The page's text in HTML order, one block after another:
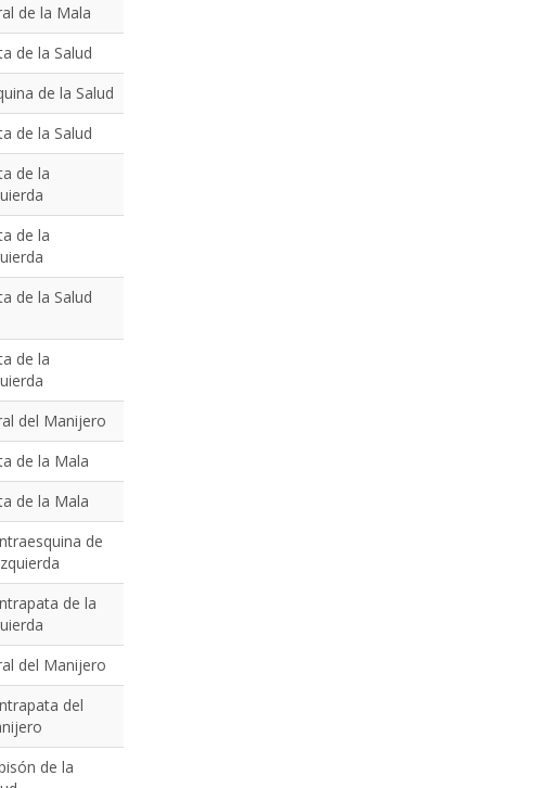
de la Mala
de la Salud
de la Salud
de la Salud
de la
de la
de la Salud
de la
del Manijero
de la Mala
de la Mala
de
de la
del Manijero
del
de la